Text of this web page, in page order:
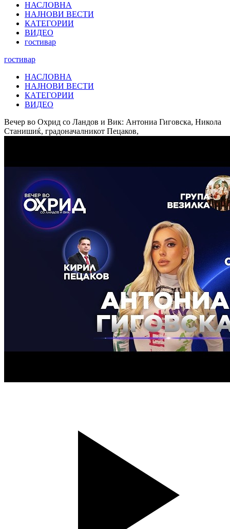
НАСЛОВНА
НАЈНОВИ ВЕСТИ
КАТЕГОРИИ
ВИДЕО
гостивар
гостивар
НАСЛОВНА
НАЈНОВИ ВЕСТИ
КАТЕГОРИИ
ВИДЕО
Вечер во Охрид со Ландов и Вик: Антониа Гиговска, Никола
Станишиќ, градоначалникот Пецаков,